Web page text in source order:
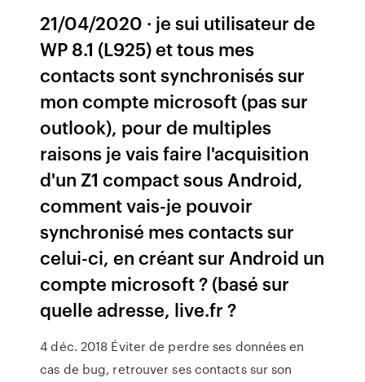
21/04/2020 · je sui utilisateur de
WP 8.1 (L925) et tous mes
contacts sont synchronisés sur
mon compte microsoft (pas sur
outlook), pour de multiples
raisons je vais faire l'acquisition
d'un Z1 compact sous Android,
comment vais-je pouvoir
synchronisé mes contacts sur
celui-ci, en créant sur Android un
compte microsoft ? (basé sur
quelle adresse, live.fr ?
4 déc. 2018 Éviter de perdre ses données en
cas de bug, retrouver ses contacts sur son